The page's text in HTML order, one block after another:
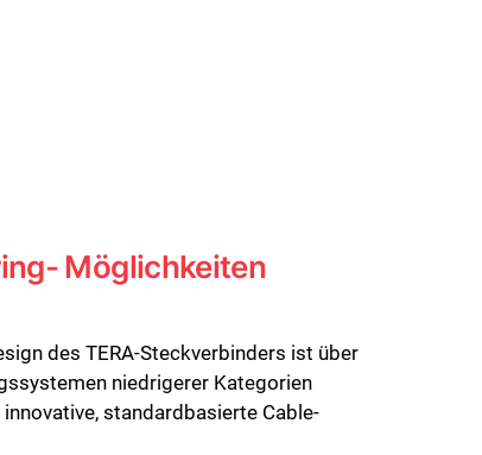
Möglichkeiten
des TERA-Steckverbinders ist über
niedrigerer Kategorien
standardbasierte Cable-